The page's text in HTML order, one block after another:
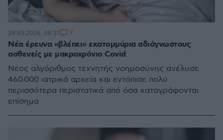
Νέα έρευνα «βλέπει» εκατομμύρια αδιάγνωστους
ασθενείς με μακροχρόνιο Covid
Νέος αλγόριθμος τεχνητής νοημοσύνης ανέλυσε
460.000 ιατρικά αρχεία και εντόπισε πολύ
περισσότερα περιστατικά από όσα καταγράφονται
επίσημα
28.05.2026, 08:37 7